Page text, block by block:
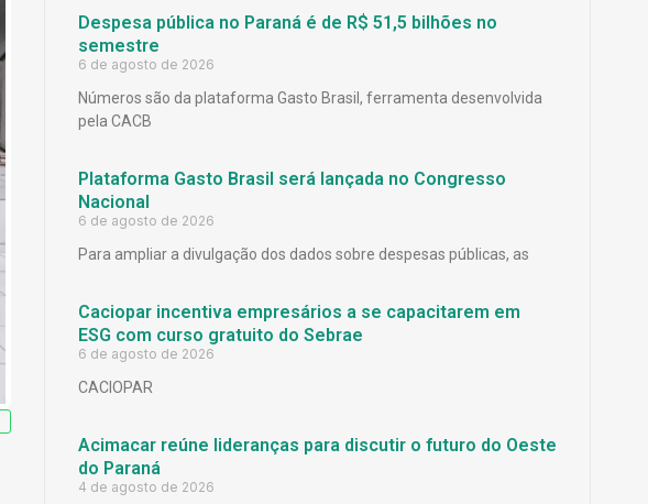
Despesa pública no Paraná é de R$ 51,5 bilhões no
semestre
6 de agosto de 2026
Números são da plataforma Gasto Brasil, ferramenta desenvolvida
pela CACB
Plataforma Gasto Brasil será lançada no Congresso
Nacional
6 de agosto de 2026
Para ampliar a divulgação dos dados sobre despesas públicas, as
Caciopar incentiva empresários a se capacitarem em
ESG com curso gratuito do Sebrae
6 de agosto de 2026
CACIOPAR
Acimacar reúne lideranças para discutir o futuro do Oeste
do Paraná
4 de agosto de 2026